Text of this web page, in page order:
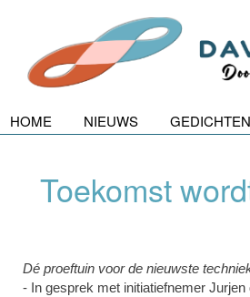
HOME NIEUWS GEDICHTEN
Toekomst
Dé proeftuin voor de nieuwste
- In gesprek met initiatiefnemer Jurjen